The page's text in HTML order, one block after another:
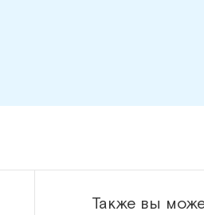
Также вы